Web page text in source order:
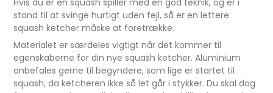
Hvis du er en squash spiller med en god teknik, og er i
stand til at svinge hurtigt uden fejl, så er en lettere
squash ketcher måske at foretrække.
Materialet er særdeles vigtigt når det kommer til
egenskaberne for din nye squash ketcher. Aluminium
anbefales gerne til begyndere, som lige er startet til
squash, da ketcheren ikke så let går i stykker. Du skal dog